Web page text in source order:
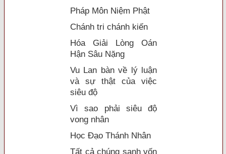
Pháp Môn Niệm Phật
Chánh tri chánh kiến
Hóa Giải Lòng Oán
Hận Sâu Nặng
Vu Lan bàn về lý luận
và sự thật của việc
siêu độ
Vì sao phải siêu độ
vong nhân
Học Đạo Thánh Nhân
Tất cả chúng sanh vốn